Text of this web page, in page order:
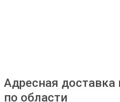
Адресная доставка
по области